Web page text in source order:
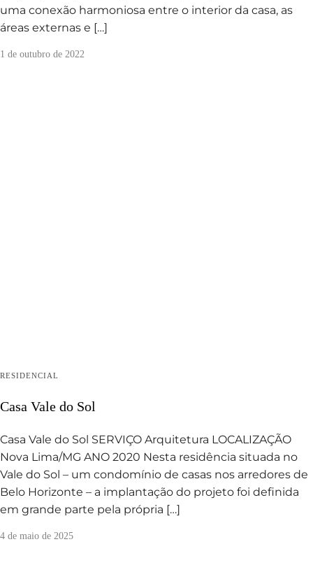
uma conexão harmoniosa entre o interior da casa, as
áreas externas e […]
1 de outubro de 2022
RESIDENCIAL
Casa Vale do Sol
Casa Vale do Sol SERVIÇO Arquitetura LOCALIZAÇÃO
Nova Lima/MG ANO 2020 Nesta residência situada no
Vale do Sol – um condomínio de casas nos arredores de
Belo Horizonte – a implantação do projeto foi definida
em grande parte pela própria […]
4 de maio de 2025